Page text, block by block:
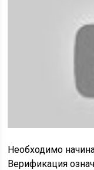
Необходимо
Верификация